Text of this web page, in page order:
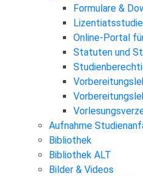
Formulare &
Online-Portal
Statuten und
Aufnahme
Bibliothek
Bibliothek ALT
Bilder & Videos